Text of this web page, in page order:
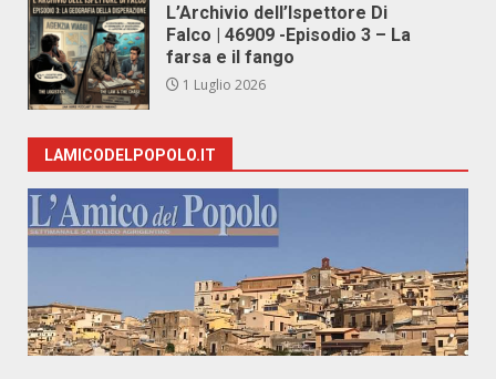
L’Archivio dell’Ispettore Di
Falco | 46909 -Episodio 3 – La
farsa e il fango
1 Luglio 2026
LAMICODELPOPOLO.IT